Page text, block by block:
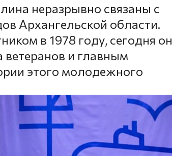
неразрывно связаны с
Архангельской области.
в 1978 году, сегодня он
ветеранов и главным
этого молодежного